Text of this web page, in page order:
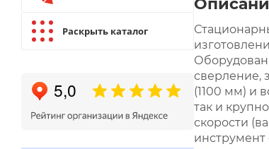
сверление,
(1100 мм) и
так и
скорости
инструмент
Раскрыть каталог